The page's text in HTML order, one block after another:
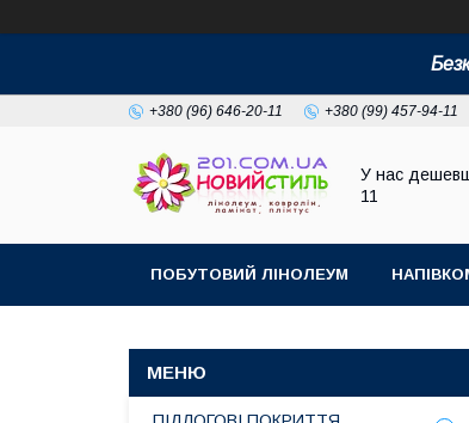
+380 (96) 646-20-11 +380 (99) 457-94-11
У нас
11
ПОБУТОВИЙ ЛІНОЛЕУМ